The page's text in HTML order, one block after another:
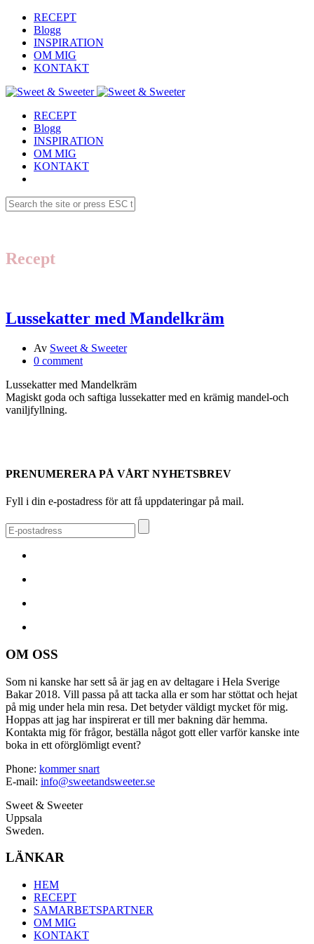
RECEPT
Blogg
INSPIRATION
OM MIG
KONTAKT
RECEPT
Blogg
INSPIRATION
OM MIG
KONTAKT
Recept
Lussekatter med Mandelkräm
Av Sweet & Sweeter
0 comment
Lussekatter med Mandelkräm
Magiskt goda och saftiga lussekatter med en krämig mandel-och
vaniljfyllning.
PRENUMERERA PÅ VÅRT NYHETSBREV
Fyll i din e-postadress för att få uppdateringar på mail.
OM OSS
Som ni kanske har sett så är jag en av deltagare i Hela Sverige
Bakar 2018. Vill passa på att tacka alla er som har stöttat och hejat
på mig under hela min resa. Det betyder väldigt mycket för mig.
Hoppas att jag har inspirerat er till mer bakning där hemma.
Kontakta mig för frågor, beställa något gott eller varför kanske inte
boka in ett oförglömligt event?
Phone: kommer snart
E-mail: info@sweetandsweeter.se
Sweet & Sweeter
Uppsala
Sweden.
LÄNKAR
HEM
RECEPT
SAMARBETSPARTNER
OM MIG
KONTAKT